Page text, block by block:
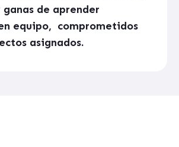
de aprender
equipo, comprometidos
asignados.